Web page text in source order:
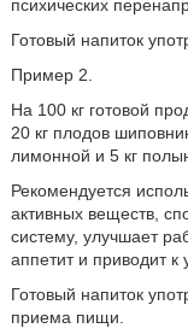
психических
Готовый напиток
Пример 2.
На 100 кг готовой
20 кг плодов
лимонной и 5 кг
Рекомендуется
активных веществ,
систему, улучшает
аппетит и приводит
Готовый напиток
приема пищи.